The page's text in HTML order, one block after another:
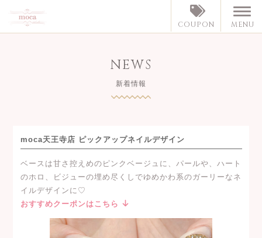
COUPON MENU
NEWS
新着情報
moca天王寺店 ピックアップネイルデザイン
ベースは甘さ控えめのピンクベージュに、パールや、ハート
のホロ、ビジューの埋め尽くしでゆめかわ系のガーリーなネ
イルデザインに♡
おすすめクーポンはこちら